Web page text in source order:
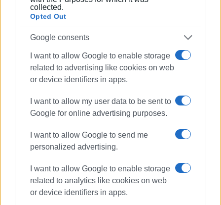
collected.
Opted Out
Google consents
I want to allow Google to enable storage
related to advertising like cookies on web
or device identifiers in apps.
I want to allow my user data to be sent to
Google for online advertising purposes.
I want to allow Google to send me
personalized advertising.
I want to allow Google to enable storage
related to analytics like cookies on web
or device identifiers in apps.
επιχειρησιακό πρόγραμμα της ΕΛΑΣ για τα έτη 2021-
πανδημία, πραγματοποιήθηκαν 88 διαλέξεις σε σχολεία
της Κέρκυρας όλων των βαθμίδων, όπου ενημερώθηκαν
πάνω από 1.000 μαθητές σε θέματα οδικής ασφάλειας.
Τέλος, το μήνυμα ότι η οδική ασφάλεια είναι θέμα
παιδείας και πολιτισμού και δεν πρέπει να λείπει από
ένα πολιτισμένο νησί όπως η Κέρκυρα, έστειλεο
Διοικητής της Πυροσβεστικής Νίκος Κολοβός.
Το Ινστιτούτο «Πάνος Μυλωνάς»
Το Ελληνικό Ινστιτούτο Έρευνας και Εκπαίδευσης για
την Οδική Ασφάλεια και την Πρόληψη και Μείωση των